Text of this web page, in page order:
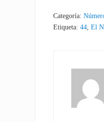
Categoría:
Etiqueta:44 ,El